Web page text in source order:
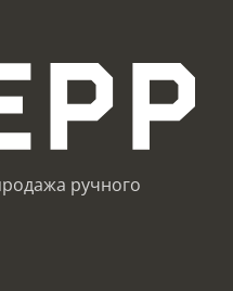
ручного